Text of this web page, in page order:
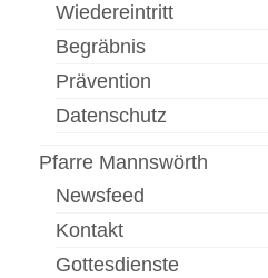
Chronik Kirche
Chronik Kirche
Bilderbuch
Pfarre Schwechat
Newsfeed
Kontakt
Wiedereintritt
Begräbnis
Prävention
Datenschutz
Pfarre Mannswörth
Newsfeed
Kontakt
Gottesdienste